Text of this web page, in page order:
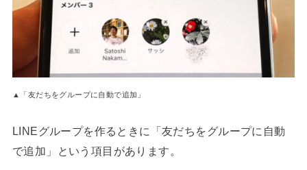
▲「友だちをグループに自動で追加」
LINEグループを作るときに「友だちをグループに自動
で追加」という項目があります。